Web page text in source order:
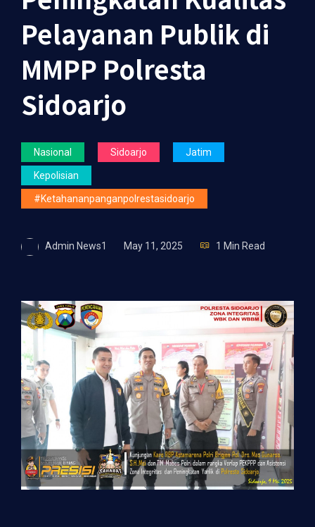
Pelayanan Publik di
MMPP Polresta
Sidoarjo
Nasional Sidoarjo Jatim
Kepolisian
#ketahananpanganpolrestasidoarjo
Admin News1 May 11, 2025 1 Min Read